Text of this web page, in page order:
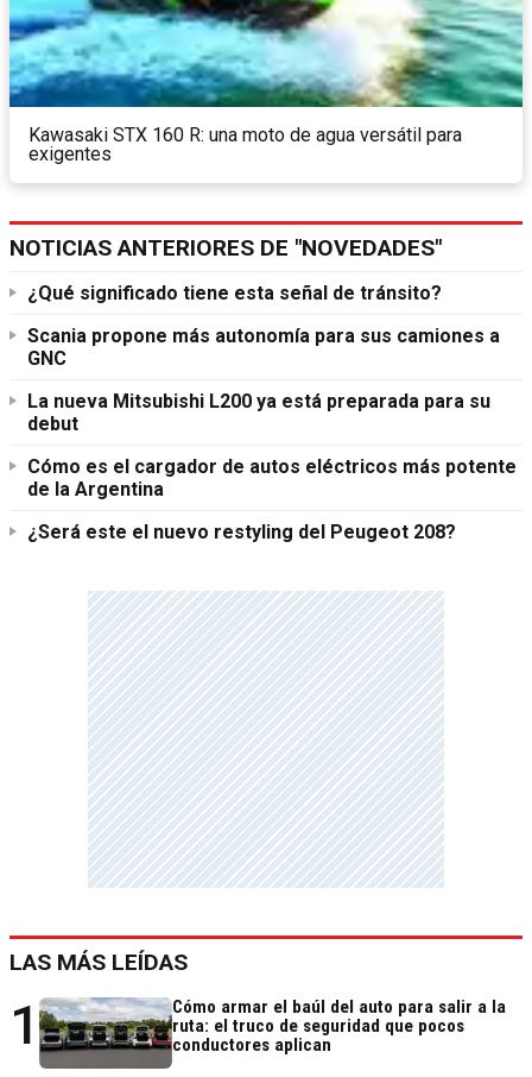
Kawasaki STX 160 R: una moto de agua versátil para
exigentes
NOTICIAS ANTERIORES DE "NOVEDADES"
¿Qué significado tiene esta señal de tránsito?
Scania propone más autonomía para sus camiones a
GNC
La nueva Mitsubishi L200 ya está preparada para su
debut
Cómo es el cargador de autos eléctricos más potente
de la Argentina
¿Será este el nuevo restyling del Peugeot 208?
LAS MÁS LEÍDAS
1
Cómo armar el baúl del auto para salir a la
ruta: el truco de seguridad que pocos
conductores aplican